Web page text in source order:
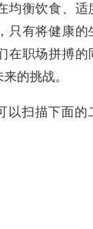
均衡饮食、适
只有将健康的
在职场拼搏的
的挑战。
以扫描下面的